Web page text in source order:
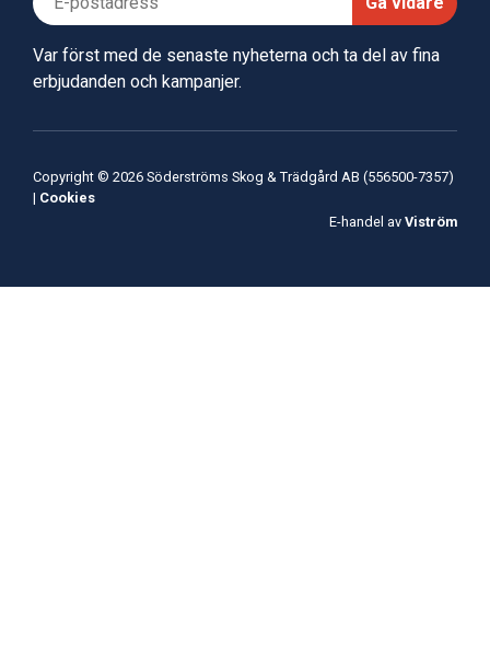
Var först med de senaste nyheterna och ta del av fina
erbjudanden och kampanjer.
Copyright © 2026 Söderströms Skog & Trädgård AB (556500-7357)
| Cookies
E-handel av Viström